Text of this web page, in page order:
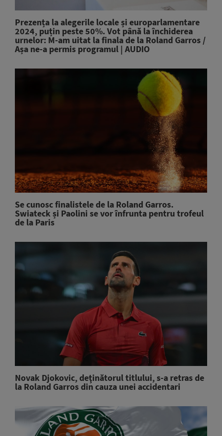
Prezența la alegerile locale și europarlamentare
2024, puțin peste 50%. Vot până la închiderea
urnelor: M-am uitat la finala de la Roland Garros /
Așa ne-a permis programul | AUDIO
Se cunosc finalistele de la Roland Garros.
Swiateck și Paolini se vor înfrunta pentru trofeul
de la Paris
Novak Djokovic, deţinătorul titlului, s-a retras de
la Roland Garros din cauza unei accidentari